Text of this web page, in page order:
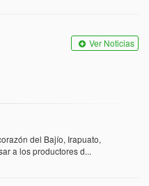
Ver Noticias
del Bajío, Irapuato,
a los productores d...